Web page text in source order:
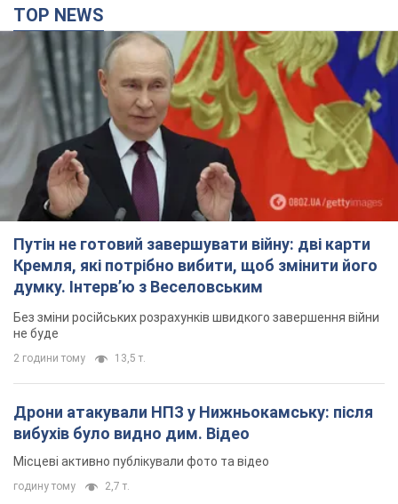
TOP NEWS
Путін не готовий завершувати війну: дві карти
Кремля, які потрібно вибити, щоб змінити його
думку. Інтерв’ю з Веселовським
Без зміни російських розрахунків швидкого завершення війни
не буде
2 години тому 13,5 т.
Дрони атакували НПЗ у Нижньокамську: після
вибухів було видно дим. Відео
Місцеві активно публікували фото та відео
годину тому 2,7 т.